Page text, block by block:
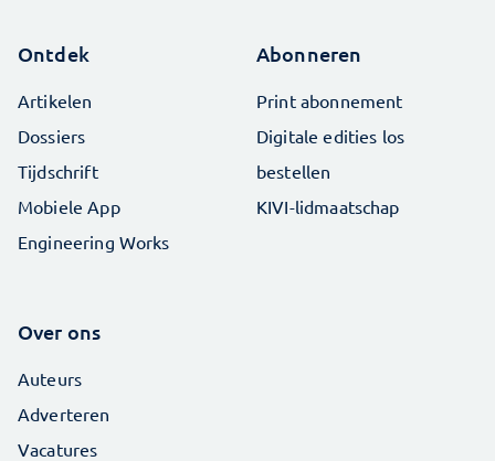
Ontdek
Artikelen
Dossiers
Tijdschrift
Mobiele App
Engineering Works
Abonneren
Print abonnement
Digitale edities los
bestellen
KIVI-lidmaatschap
Over ons
Auteurs
Adverteren
Vacatures